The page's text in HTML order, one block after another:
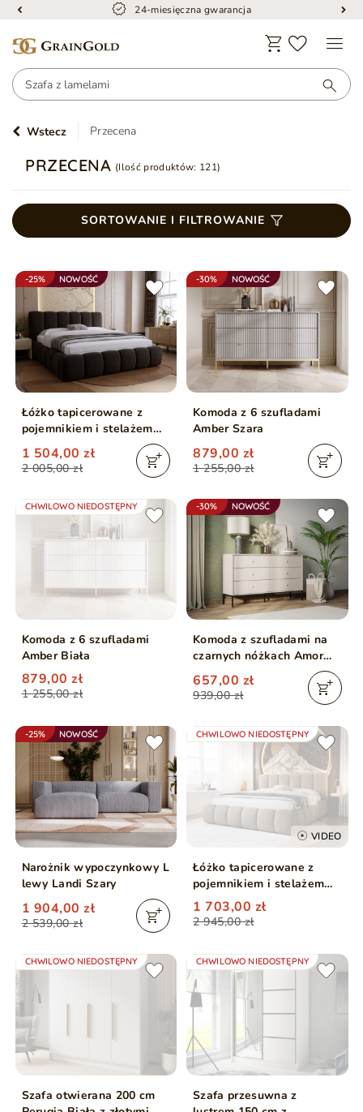
24-miesięczna gwarancja
Wstecz Przecena
PRZECENA (Ilość produktów: 121)
SORTOWANIE I FILTROWANIE
-25% NOWOŚĆ
Łóżko tapicerowane z
pojemnikiem i stelażem
140x200 Royal Czarne
2 005,00 zł
1 504,00 zł
-30% NOWOŚĆ
Komoda z 6 szufladami
Amber Szara
1 255,00 zł
879,00 zł
CHWILOWO NIEDOSTĘPNY
Komoda z 6 szufladami
Amber Biała
1 255,00 zł
879,00 zł
-30% NOWOŚĆ
Komoda z szufladami na
czarnych nóżkach Amor
Beż piaskowy
939,00 zł
657,00 zł
-25% NOWOŚĆ
Narożnik wypoczynkowy L
lewy Landi Szary
2 539,00 zł
1 904,00 zł
CHWILOWO NIEDOSTĘPNY
VIDEO
Łóżko tapicerowane z
pojemnikiem i stelażem
160x200 Cloud brązowe
2 945,00 zł
1 703,00 zł
CHWILOWO NIEDOSTĘPNY
Szafa otwierana 200 cm
CHWILOWO NIEDOSTĘPNY
Szafa przesuwna z